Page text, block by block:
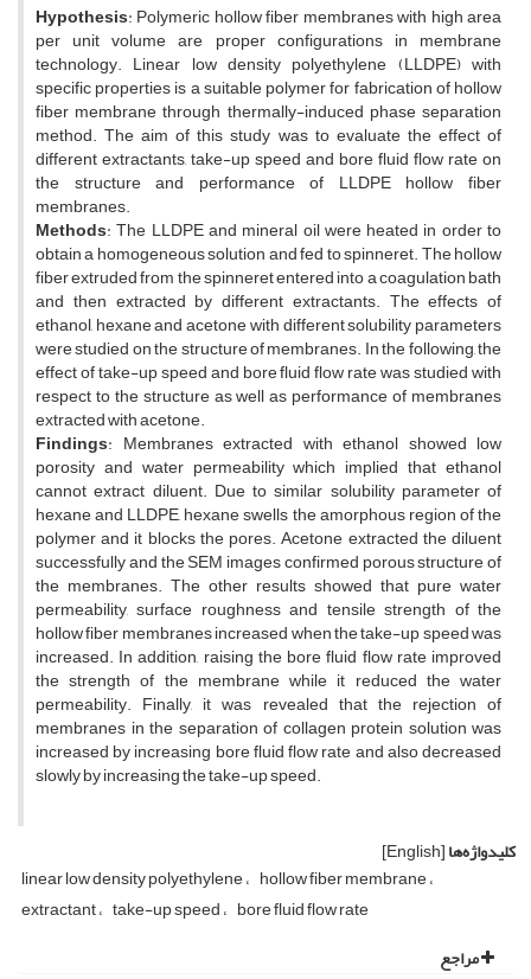
Hypothesis: Polymeric hollow fiber membranes with high area
per unit volume are proper configurations in membrane
technology. Linear low density polyethylene (LLDPE) with
specific properties is a suitable polymer for fabrication of hollow
fiber membrane through thermally-induced phase separation
method. The aim of this study was to evaluate the effect of
different extractants, take-up speed and bore fluid flow rate on
the structure and performance of LLDPE hollow fiber
membranes.
Methods: The LLDPE and mineral oil were heated in order to
obtain a homogeneous solution and fed to spinneret. The hollow
fiber extruded from the spinneret entered into a coagulation bath
and then extracted by different extractants. The effects of
ethanol, hexane and acetone with different solubility parameters
were studied on the structure of membranes. In the following, the
effect of take-up speed and bore fluid flow rate was studied with
respect to the structure as well as performance of membranes
extracted with acetone.
Findings: Membranes extracted with ethanol showed low
porosity and water permeability which implied that ethanol
cannot extract diluent. Due to similar solubility parameter of
hexane and LLDPE, hexane swells the amorphous region of the
polymer and it blocks the pores. Acetone extracted the diluent
successfully and the SEM images confirmed porous structure of
the membranes. The other results showed that pure water
permeability, surface roughness and tensile strength of the
hollow fiber membranes increased when the take-up speed was
increased. In addition, raising the bore fluid flow rate improved
the strength of the membrane while it reduced the water
permeability. Finally, it was revealed that the rejection of
membranes in the separation of collagen protein solution was
increased by increasing bore fluid flow rate and also decreased
slowly by increasing the take-up speed.
کلیدواژه‌ها[English]
linear low density polyethylene hollow fiber membrane
extractant take-up speed bore fluid flow rate
مراجع